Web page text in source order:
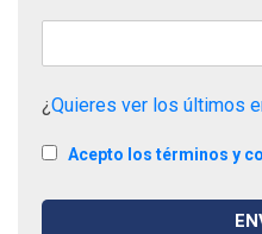
¿Quieres ver los últimos
Acepto los términos y